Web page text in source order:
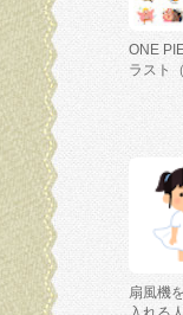
ONE
ラスト
扇風機